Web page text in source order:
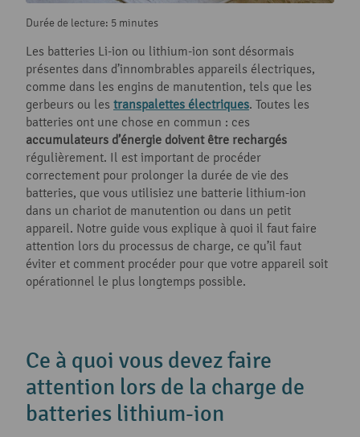
Durée de lecture: 5 minutes
Les batteries Li-ion ou lithium-ion sont désormais
présentes dans d’innombrables appareils électriques,
comme dans les engins de manutention, tels que les
gerbeurs ou les transpalettes électriques. Toutes les
batteries ont une chose en commun : ces
accumulateurs d’énergie doivent être rechargés
régulièrement. Il est important de procéder
correctement pour prolonger la durée de vie des
batteries, que vous utilisiez une batterie lithium-ion
dans un chariot de manutention ou dans un petit
appareil. Notre guide vous explique à quoi il faut faire
attention lors du processus de charge, ce qu’il faut
éviter et comment procéder pour que votre appareil soit
opérationnel le plus longtemps possible.
Ce à quoi vous devez faire
attention lors de la charge de
batteries lithium-ion